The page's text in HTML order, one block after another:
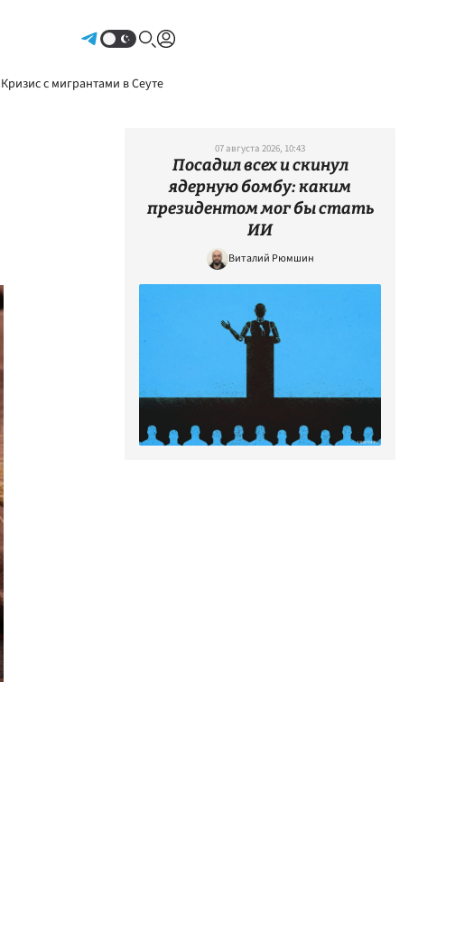
Кризис с мигрантами в Сеуте
07 августа 2026, 10:43
Посадил всех и скинул
ядерную бомбу: каким
президентом мог бы стать
ИИ
Виталий Рюмшин